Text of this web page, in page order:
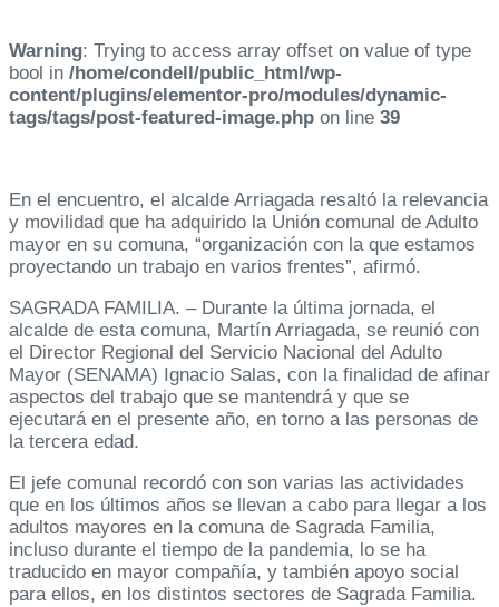
Warning: Trying to access array offset on value of type
bool in /home/condell/public_html/wp-
content/plugins/elementor-pro/modules/dynamic-
tags/tags/post-featured-image.php on line 39
En el encuentro, el alcalde Arriagada resaltó la relevancia
y movilidad que ha adquirido la Unión comunal de Adulto
mayor en su comuna, “organización con la que estamos
proyectando un trabajo en varios frentes”, afirmó.
SAGRADA FAMILIA. – Durante la última jornada, el
alcalde de esta comuna, Martín Arriagada, se reunió con
el Director Regional del Servicio Nacional del Adulto
Mayor (SENAMA) Ignacio Salas, con la finalidad de afinar
aspectos del trabajo que se mantendrá y que se
ejecutará en el presente año, en torno a las personas de
la tercera edad.
El jefe comunal recordó con son varias las actividades
que en los últimos años se llevan a cabo para llegar a los
adultos mayores en la comuna de Sagrada Familia,
incluso durante el tiempo de la pandemia, lo se ha
traducido en mayor compañía, y también apoyo social
para ellos, en los distintos sectores de Sagrada Familia.